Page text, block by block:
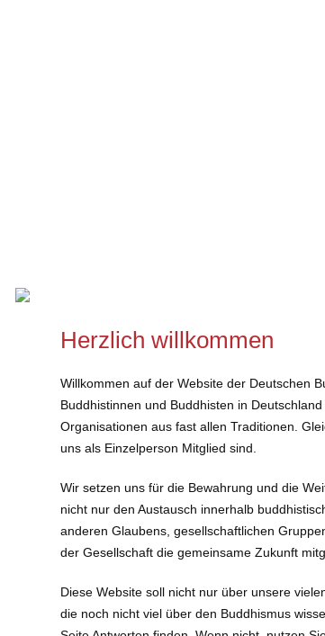
Herzlich willkommen
Willkommen auf der Website der Deutschen
Buddhistinnen und Buddhisten in
Organisationen aus fast allen Traditionen.
uns als Einzelperson Mitglied sind.
Wir setzen uns für die Bewahrung und die
nicht nur den Austausch innerhalb
anderen Glaubens, gesellschaftlichen
der Gesellschaft die gemeinsame Zukunft
Diese Website soll nicht nur über unsere
die noch nicht viel über den Buddhismus